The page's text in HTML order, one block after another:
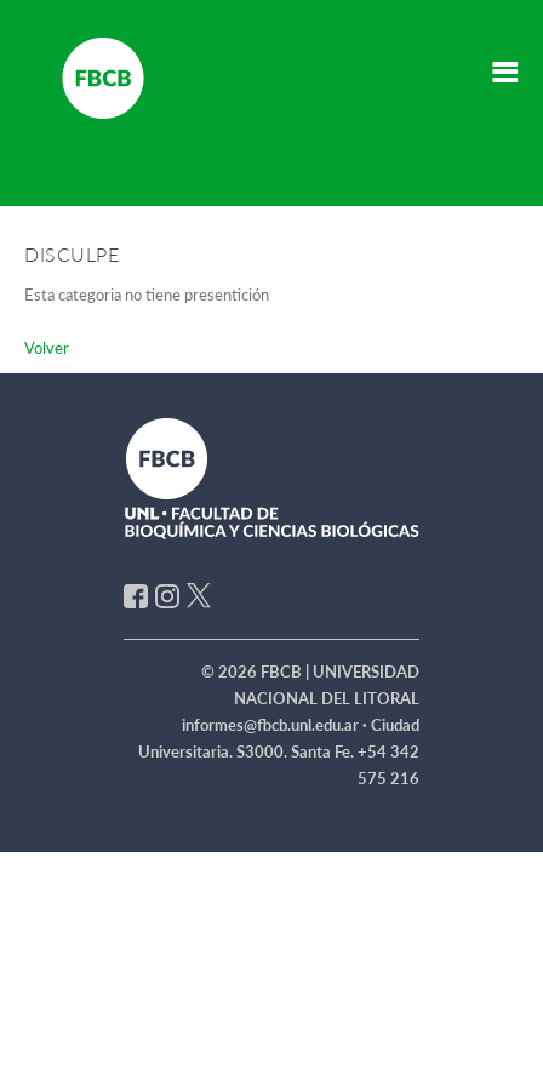
DISCULPE
Esta categoria no tiene presentición
Volver
© 2026 FBCB | UNIVERSIDAD
NACIONAL DEL LITORAL
informes@fbcb.unl.edu.ar ·Ciudad
Universitaria. S3000. Santa Fe. +54 342
575 216